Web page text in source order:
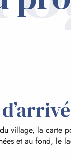
du village, la carte
et au fond, le